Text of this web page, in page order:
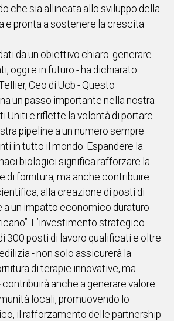
che sia allineata allo sviluppo della
e pronta a sostenere la crescita
da un obiettivo chiaro: generare
oggi e in futuro - ha dichiarato
Ceo di Ucb - Questo
un passo importante nella nostra
Uniti e riflette la volontà di portare
pipeline a un numero sempre
in tutto il mondo. Espandere la
biologici significa rafforzare la
di fornitura, ma anche contribuire
alla creazione di posti di
a un impatto economico duraturo
L’investimento strategico -
300 posti di lavoro qualificati e oltre
- non solo assicurerà la
di terapie innovative, ma -
anche a generare valore
locali, promuovendo lo
il rafforzamento delle partnership